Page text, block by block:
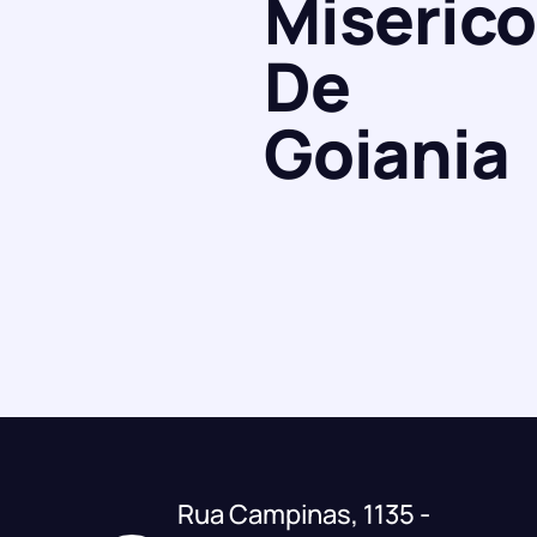
De
Goiania
Rua Campinas, 1135 -